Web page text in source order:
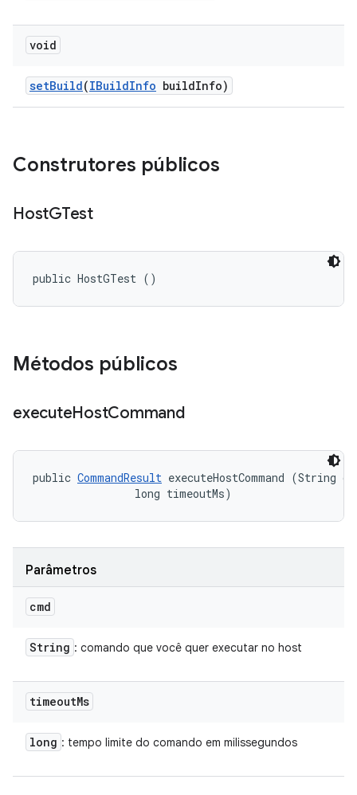
void
setBuild(IBuildInfo buildInfo)
Construtores públicos
HostGTest
public HostGTest ()
Métodos públicos
executeHostCommand
public CommandResult executeHostCommand (String
                long timeoutMs)
Parâmetros
cmd
String : comando que você quer executar no host
timeoutMs
long : tempo limite do comando em milissegundos